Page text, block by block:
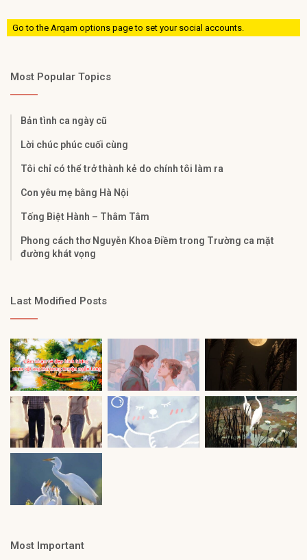
Go to the Arqam options page to set your social accounts.
Most Popular Topics
Bản tình ca ngày cũ
Lời chúc phúc cuối cùng
Tôi chỉ có thể trở thành kẻ do chính tôi làm ra
Con yêu mẹ bằng Hà Nội
Tống Biệt Hành – Thâm Tâm
Phong cách thơ Nguyễn Khoa Điềm trong Trường ca mặt
đường khát vọng
Last Modified Posts
Most Important